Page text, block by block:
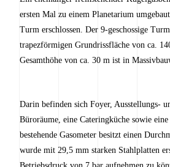
ersten Mal zu einem Planetarium
Turm erschlossen. Der 9-geschossige
trapezförmigen Grundrissfläche von ca.
Gesamthöhe von ca. 30 m ist in
Darin befinden sich Foyer, Ausstellungs-
Büroräume, eine Cateringküche sowie
bestehende Gasometer besitzt einen
wurde mit 29,5 mm starken Stahlplatten